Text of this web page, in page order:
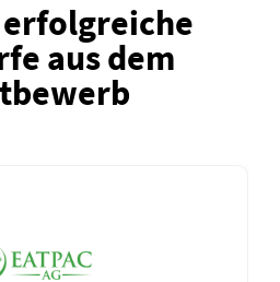
aus dem